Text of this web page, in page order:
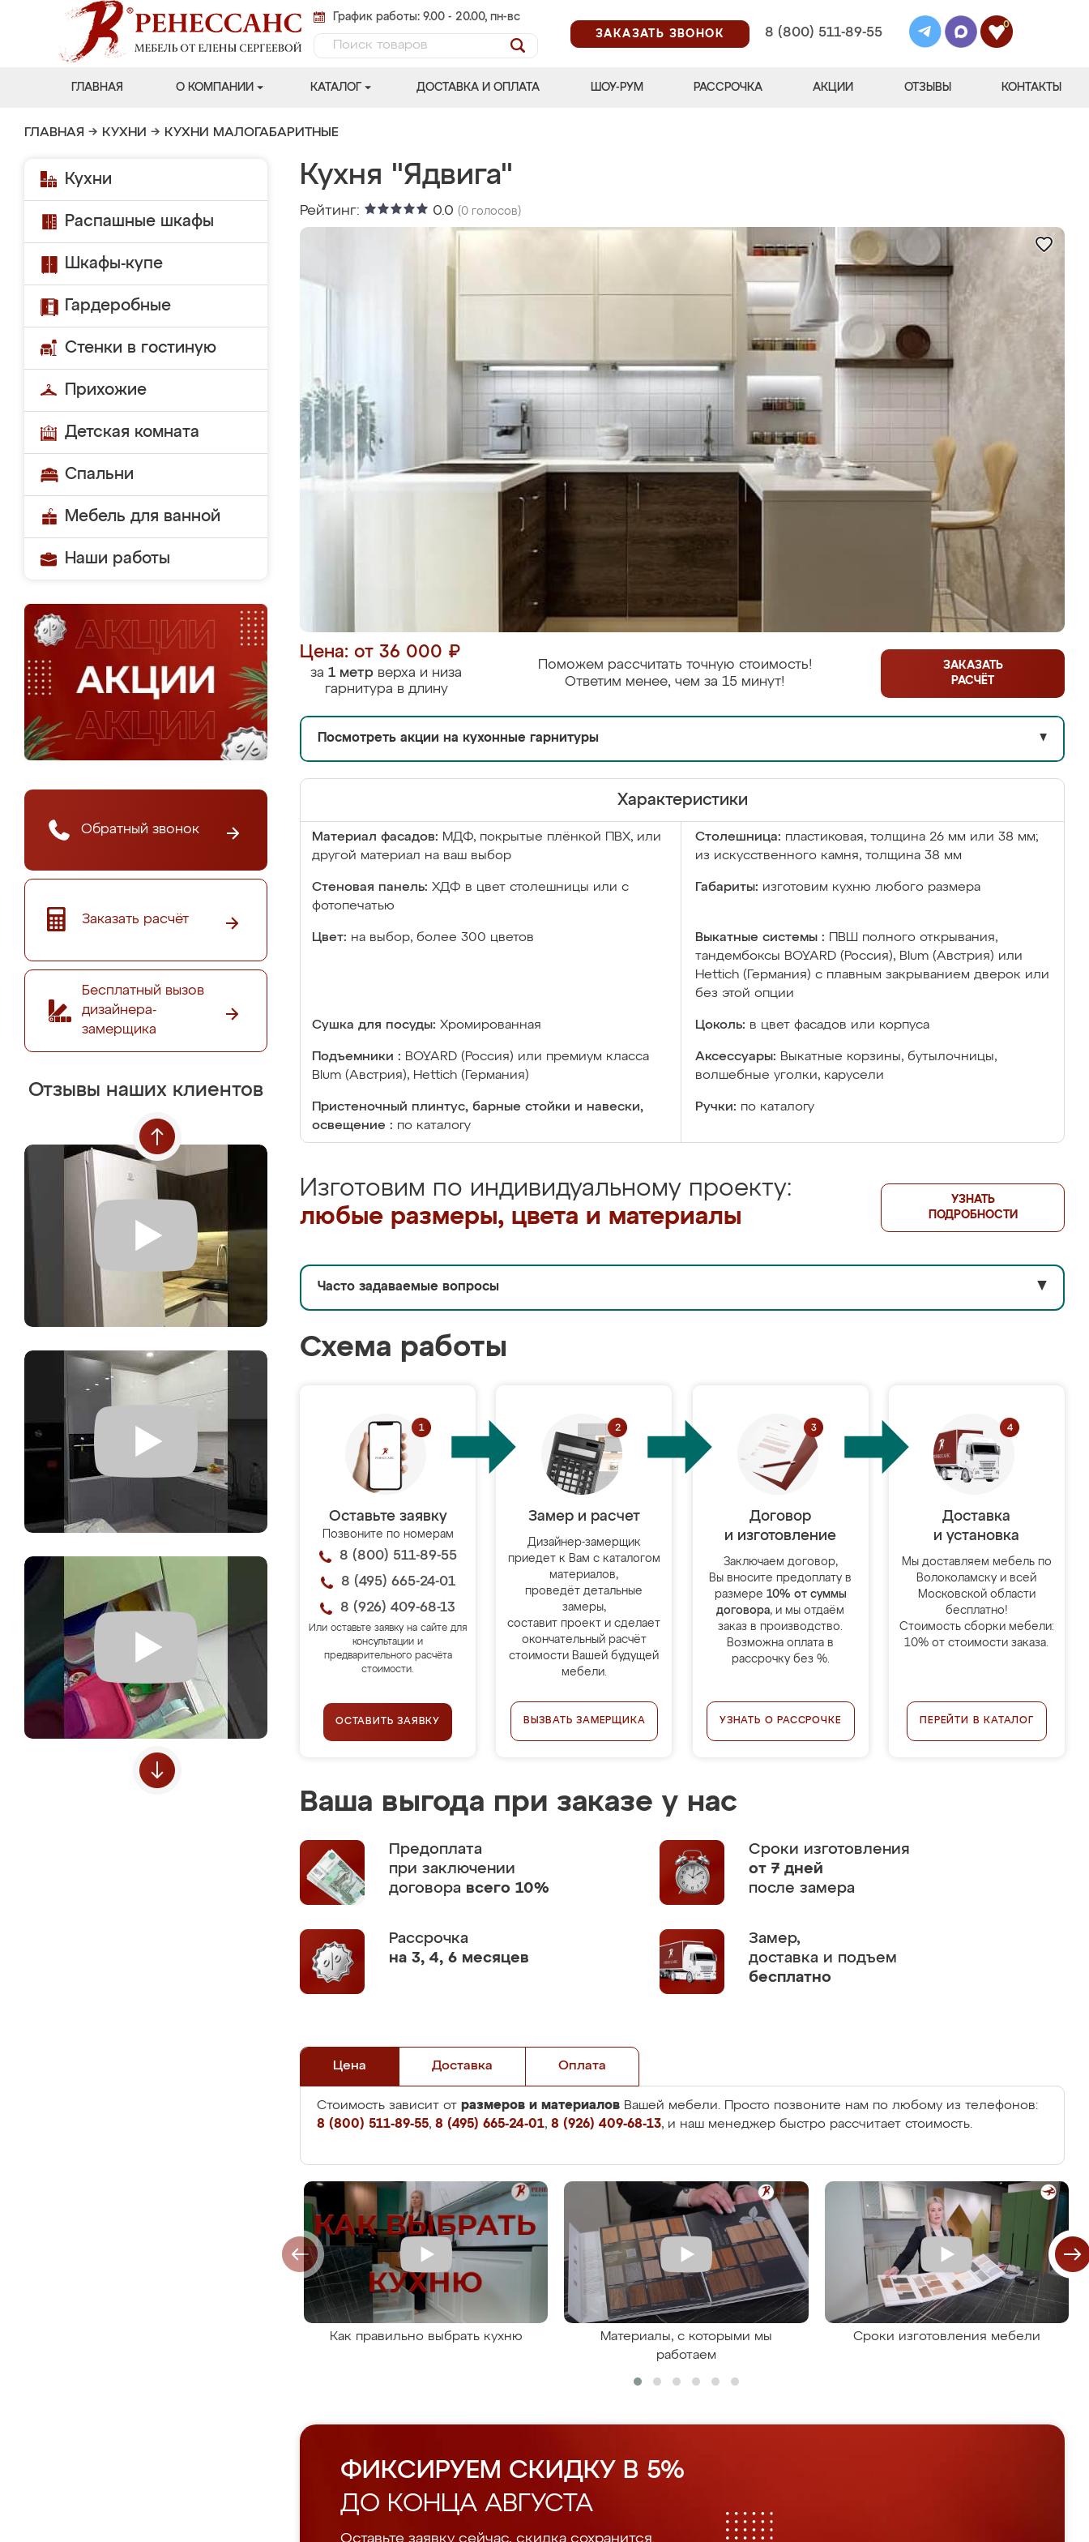
График работы: 9.00 - 20.00, пн-вс
ЗАКАЗАТЬ ЗВОНОК
8 (800) 511-89-55
0
ГЛАВНАЯ О КОМПАНИИ КАТАЛОГ ДОСТАВКА И ОПЛАТА ШОУ-РУМ РАССРОЧКА АКЦИИ ОТЗЫВЫ КОНТАКТЫ
ГЛАВНАЯ → КУХНИ → КУХНИ МАЛОГАБАРИТНЫЕ
Кухни
Распашные шкафы
Шкафы-купе
Гардеробные
Стенки в гостиную
Прихожие
Детская комната
Спальни
Мебель для ванной
Наши работы
Обратный звонок
Заказать расчёт
Бесплатный вызов
дизайнера-
замерщика
Отзывы наших клиентов
Кухня "Ядвига"
Рейтинг: 0.0 (0 голосов)
Цена: от 36 000 ₽
за 1 метр верха и низа
гарнитура в длину
Поможем рассчитать точную стоимость!
Ответим менее, чем за 15 минут!
ЗАКАЗАТЬ
РАСЧЁТ
Посмотреть акции на кухонные гарнитуры ▼
Характеристики
Материал фасадов: МДФ, покрытые плёнкой ПВХ, или
другой материал на ваш выбор
Столешница: пластиковая, толщина 26 мм или 38 мм;
из искусственного камня, толщина 38 мм
Стеновая панель: ХДФ в цвет столешницы или с
фотопечатью
Габариты: изготовим кухню любого размера
Цвет: на выбор, более 300 цветов Выкатные системы :
ПВШ полного открывания,
тандембоксы BOYARD (Россия), Blum (Австрия) или
Hettich (Германия) с плавным закрыванием дверок или
без этой опции
Сушка для посуды: Хромированная Цоколь: в цвет фасадов или корпуса
Подъемники : BOYARD (Россия) или премиум класса
Blum (Австрия), Hettich (Германия)
Аксессуары: Выкатные корзины, бутылочницы,
волшебные уголки, карусели
Пристеночный плинтус, барные стойки и навески,
освещение : по каталогу
Ручки: по каталогу
Изготовим по индивидуальному проекту:
любые размеры, цвета и материалы
УЗНАТЬ
ПОДРОБНОСТИ
Часто задаваемые вопросы ▼
Схема работы
Оставьте заявку
Позвоните по номерам
8 (800) 511-89-55
8 (495) 665-24-01
8 (926) 409-68-13
Или оставьте заявку на сайте для
консультации и
предварительного расчёта
стоимости.
ОСТАВИТЬ ЗАЯВКУ
Замер и расчет
Дизайнер-замерщик
приедет к Вам с каталогом
материалов,
проведёт детальные
замеры,
составит проект и сделает
окончательный расчёт
стоимости Вашей будущей
мебели.
ВЫЗВАТЬ ЗАМЕРЩИКА
Договор
и изготовление
Заключаем договор,
Вы вносите предоплату в
размере 10% от суммы
договора, и мы отдаём
заказ в производство.
Возможна оплата в
рассрочку без %.
УЗНАТЬ О РАССРОЧКЕ
Доставка
и установка
Мы доставляем мебель по
Волоколамску и всей
Московской области
бесплатно!
Стоимость сборки мебели:
10% от стоимости заказа.
ПЕРЕЙТИ В КАТАЛОГ
Ваша выгода при заказе у нас
Предоплата
при заключении
договора всего 10%
Сроки изготовления
от 7 дней
после замера
Рассрочка
на 3, 4, 6 месяцев
Замер,
доставка и подъем
бесплатно
Цена Доставка Оплата
Стоимость зависит от размеров и материалов Вашей мебели. Просто позвоните нам по любому из телефонов:
8 (800) 511-89-55, 8 (495) 665-24-01, 8 (926) 409-68-13, и наш менеджер быстро рассчитает стоимость.
Как правильно выбрать кухню
Материалы, с которыми мы
работаем
Сроки изготовления мебели
ФИКСИРУЕМ СКИДКУ В 5%
ДО КОНЦА АВГУСТА
Оставьте заявку сейчас, скидка сохранится.